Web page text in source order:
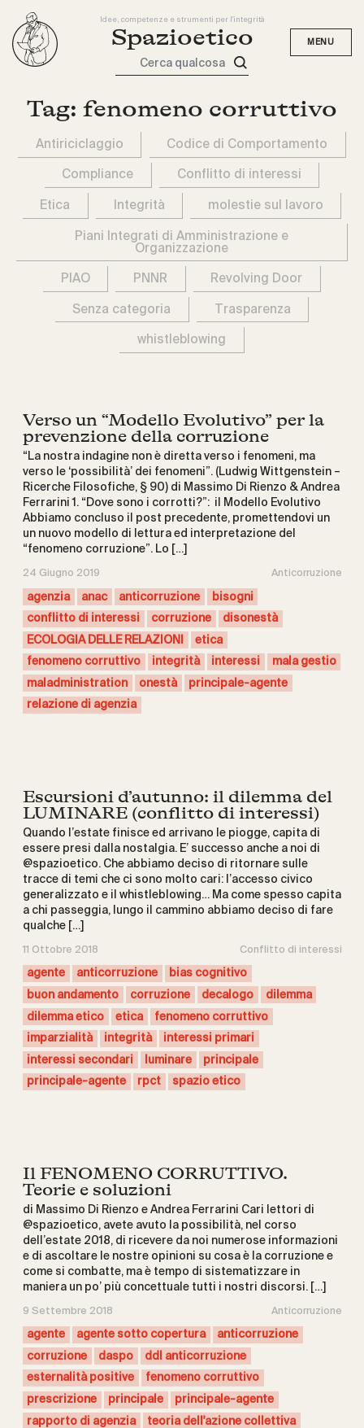
Idee, competenze e strumenti per l'integrità
Spazioetico
Cerca qualcosa
Tag: fenomeno corruttivo
Antiriciclaggio Codice di Comportamento
Compliance Conflitto di interessi
Etica Integrità molestie sul lavoro
Piani Integrati di Amministrazione e
Organizzazione
PIAO PNNR Revolving Door
Senza categoria Trasparenza
whistleblowing
Verso un “Modello Evolutivo” per la
prevenzione della corruzione
“La nostra indagine non è diretta verso i fenomeni, ma
verso le ‘possibilità’ dei fenomeni”. (Ludwig Wittgenstein –
Ricerche Filosofiche, § 90) di Massimo Di Rienzo & Andrea
Ferrarini 1. “Dove sono i corrotti?”: il Modello Evolutivo
Abbiamo concluso il post precedente, promettendovi un
un nuovo modello di lettura ed interpretazione del
“fenomeno corruzione”. Lo […]
24 Giugno 2019 Anticorruzione
agenzia anac anticorruzione
bisogni
conflitto di interessi
corruzione
disonestà
ECOLOGIA DELLE RELAZIONI
etica
fenomeno corruttivo
integrità interessi
mala gestio
maladministration
onestà
principale-agente
relazione di agenzia
Escursioni d’autunno: il dilemma del
LUMINARE (conflitto di interessi)
Quando l’estate finisce ed arrivano le piogge, capita di
essere presi dalla nostalgia. E’ successo anche a noi di
@spazioetico. Che abbiamo deciso di ritornare sulle
tracce di temi che ci sono molto cari: l’accesso civico
generalizzato e il whistleblowing… Ma come spesso capita
a chi passeggia, lungo il cammino abbiamo deciso di fare
qualche […]
11 Ottobre 2018 Conflitto di interessi
agente anticorruzione
bias cognitivo
buon andamento
corruzione decalogo
dilemma
dilemma etico
etica
fenomeno corruttivo
imparzialità
integrità
interessi primari
interessi secondari
luminare
principale
principale-agente
rpct spazio etico
Il FENOMENO CORRUTTIVO.
Teorie e soluzioni
di Massimo Di Rienzo e Andrea Ferrarini Cari lettori di
@spazioetico, avete avuto la possibilità, nel corso
dell’estate 2018, di ricevere da noi numerose informazioni
e di ascoltare le nostre opinioni su cosa è la corruzione e
come si combatte, ma è tempo di sistematizzare in
maniera un po’ più concettuale tutti i nostri discorsi. […]
9 Settembre 2018 Anticorruzione
agente agente sotto copertura
anticorruzione
corruzione
daspo
ddl anticorruzione
esternalità positive
fenomeno corruttivo
prescrizione
principale
principale-agente
rapporto di agenzia
teoria dell'azione collettiva